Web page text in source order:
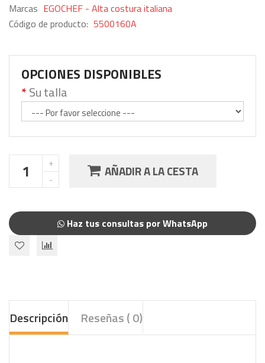
Marcas EGOCHEF - Alta costura italiana
Código de producto: 5500160A
OPCIONES DISPONIBLES
Su talla
AÑADIR A LA CESTA
Haz tus consultas por WhatsApp
Descripción Reseñas ( 0)